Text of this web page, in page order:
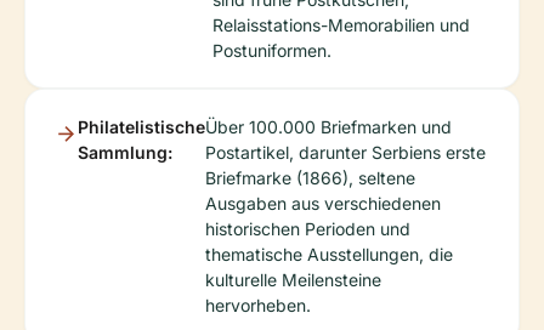
Relaisstations-Memorabilien und
Postuniformen.
Philatelistische
Sammlung:
Über 100.000 Briefmarken und
Postartikel, darunter Serbiens erste
Briefmarke (1866), seltene
Ausgaben aus verschiedenen
historischen Perioden und
thematische Ausstellungen, die
kulturelle Meilensteine
hervorheben.